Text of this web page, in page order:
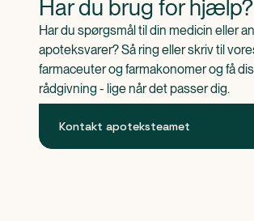
Har du brug for hjælp?
Har du spørgsmål til din medicin eller
apoteksvarer? Så ring eller skriv til
farmaceuter og farmakonomer og få
rådgivning - lige når det passer dig.
Kontakt apoteksteamet